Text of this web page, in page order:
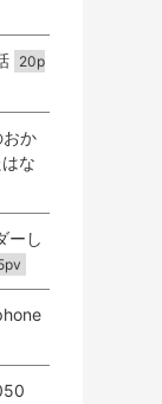
20p
か
な
ーし